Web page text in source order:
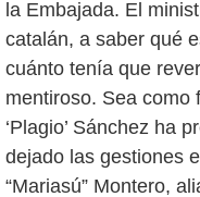
la Embajada. El
catalán, a saber qué
cuánto tenía que
mentiroso. Sea como
‘Plagio’ Sánchez ha
dejado las gestiones
“Mariasú” Montero,